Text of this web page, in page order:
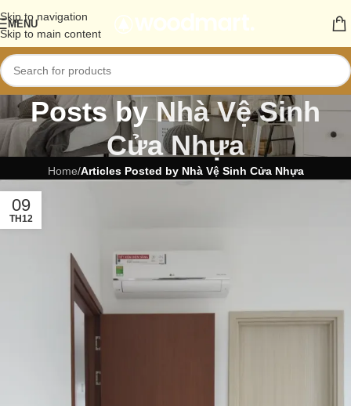
Skip to navigation
Skip to main content
MENU
Posts byNhà Vệ Sinh
Cửa Nhựa
Home/Articles Posted by Nhà Vệ Sinh Cửa Nhựa
09
TH12